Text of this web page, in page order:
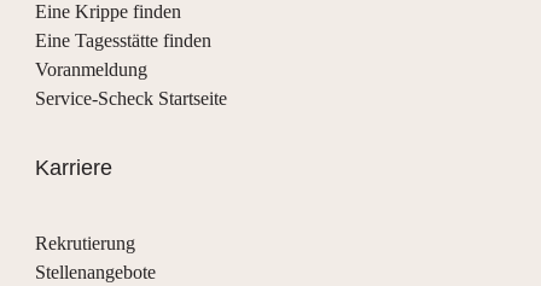
Eine Krippe finden
Eine Tagesstätte finden
Voranmeldung
Service-Scheck Startseite
Karriere
Rekrutierung
Stellenangebote